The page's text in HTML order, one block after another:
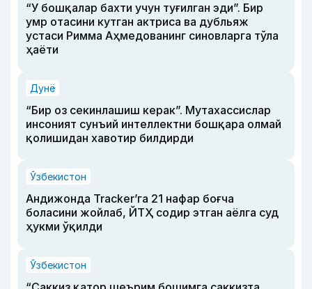
“У бошқалар бахти учун туғилган эди”. Бир
умр отасини кутган актриса ва дубльяж
устаси Римма Аҳмедованинг синовларга тўла
ҳаёти
Дунё
“Бир оз секинлашиш керак”. Мутахассислар
инсоният сунъий интеллектни бошқара олмай
қолишидан хавотир билдирди
Ўзбекистон
Андижонда Tracker’га 21 нафар боғча
боласини жойлаб, ЙТҲ содир этган аёлга суд
ҳукми ўқилди
Ўзбекистон